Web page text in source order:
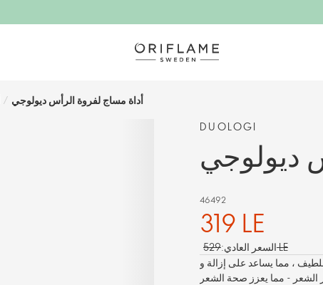
/ أداة مساج لفروة الرأس ديولوجي
DUOLOGI
ديولوجي
46492
319 LE
السعر العادي:529 LE
، مما يساعد على إزالة و